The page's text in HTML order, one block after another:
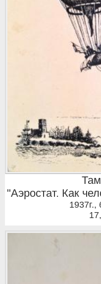
"Аэростат. Как
1937г.,